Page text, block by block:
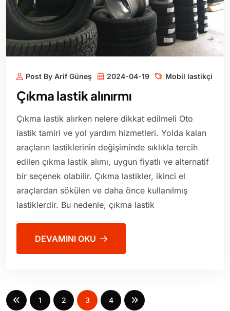
Post By Arif Güneş 2024-04-19 Mobil lastikçi
Çıkma lastik alınırmı
Çıkma lastik alırken nelere dikkat edilmeli Oto
lastik tamiri ve yol yardım hizmetleri. Yolda kalan
araçların lastiklerinin değişiminde sıklıkla tercih
edilen çıkma lastik alımı, uygun fiyatlı ve alternatif
bir seçenek olabilir. Çıkma lastikler, ikinci el
araçlardan sökülen ve daha önce kullanılmış
lastiklerdir. Bu nedenle, çıkma lastik
DEVAMINI OKU
1 2 3 4